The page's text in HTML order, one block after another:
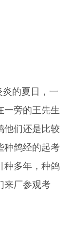
的夏日，一
一旁的王先生
他们还是比较
种鸽经的起考
种多年，种鸽
来厂参观考